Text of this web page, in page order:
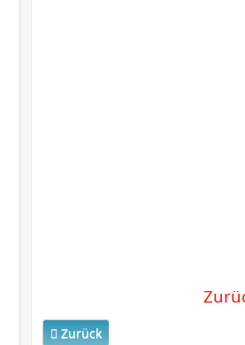
Vorheriger Beitrag: Video der
Zurück